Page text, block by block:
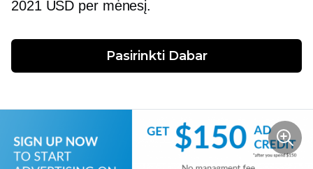
2021 USD per mėnesį.
Pasirinkti Dabar